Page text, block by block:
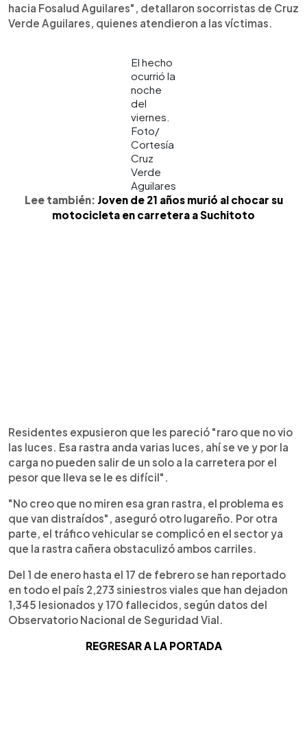
hacia Fosalud Aguilares", detallaron socorristas de Cruz
Verde Aguilares, quienes atendieron a las víctimas.
El hecho
ocurrió la
noche
del
viernes.
Foto/
Cortesía
Cruz
Verde
Aguilares
Lee también: Joven de 21 años murió al chocar su
motocicleta en carretera a Suchitoto
Residentes expusieron que les pareció "raro que no vio
las luces. Esa rastra anda varias luces, ahí se ve y por la
carga no pueden salir de un solo a la carretera por el
pesor que lleva se le es difícil".
"No creo que no miren esa gran rastra, el problema es
que van distraídos", aseguró otro lugareño. Por otra
parte, el tráfico vehicular se complicó en el sector ya
que la rastra cañera obstaculizó ambos carriles.
Del 1 de enero hasta el 17 de febrero se han reportado
en todo el país 2,273 siniestros viales que han dejadon
1,345 lesionados y 170 fallecidos, según datos del
Observatorio Nacional de Seguridad Vial.
REGRESAR A LA PORTADA